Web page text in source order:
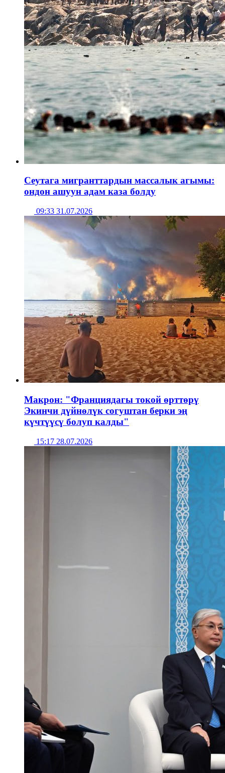
Сеутага мигранттардын массалык агымы:
ондон ашуун адам каза болду
09:33 31.07.2026
Макрон: "Франциядагы токой өрттөрү
Экинчи дүйнөлүк согуштан берки эң
күчтүүсү болуп калды"
15:17 28.07.2026